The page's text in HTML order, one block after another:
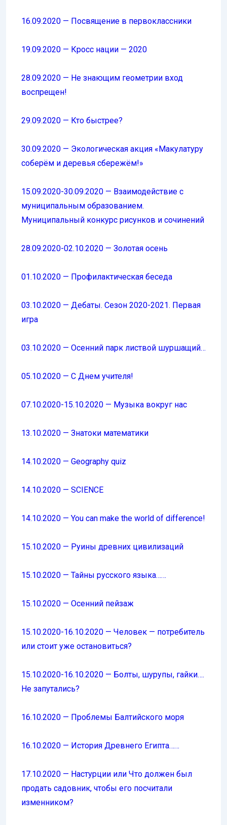
16.09.2020 — Посвящение в первоклассники
19.09.2020 — Кросс нации — 2020
28.09.2020 — Не знающим геометрии вход
воспрещен!
29.09.2020 — Кто быстрее?
30.09.2020 — Экологическая акция «Макулатуру
соберём и деревья сбережём!»
15.09.2020-30.09.2020 — Взаимодействие с
муниципальным образованием.
Муниципальный конкурс рисунков и сочинений
28.09.2020-02.10.2020 — Золотая осень
01.10.2020 — Профилактическая беседа
03.10.2020 — Дебаты. Сезон 2020-2021. Первая
игра
03.10.2020 — Осенний парк листвой шуршащий…
05.10.2020 — С Днем учителя!
07.10.2020-15.10.2020 — Музыка вокруг нас
13.10.2020 — Знатоки математики
14.10.2020 — Geography quiz
14.10.2020 — SCIENCE
14.10.2020 — You can make the world of difference!
15.10.2020 — Руины древних цивилизаций
15.10.2020 — Тайны русского языка……
15.10.2020 — Осенний пейзаж
15.10.2020-16.10.2020 — Человек — потребитель
или стоит уже остановиться?
15.10.2020-16.10.2020 — Болты, шурупы, гайки….
Не запутались?
16.10.2020 — Проблемы Балтийского моря
16.10.2020 — История Древнего Египта……
17.10.2020 — Настурции или Что должен был
продать садовник, чтобы его посчитали
изменником?